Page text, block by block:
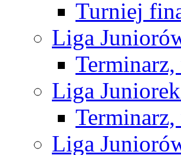
Turniej
Liga
Liga
Liga